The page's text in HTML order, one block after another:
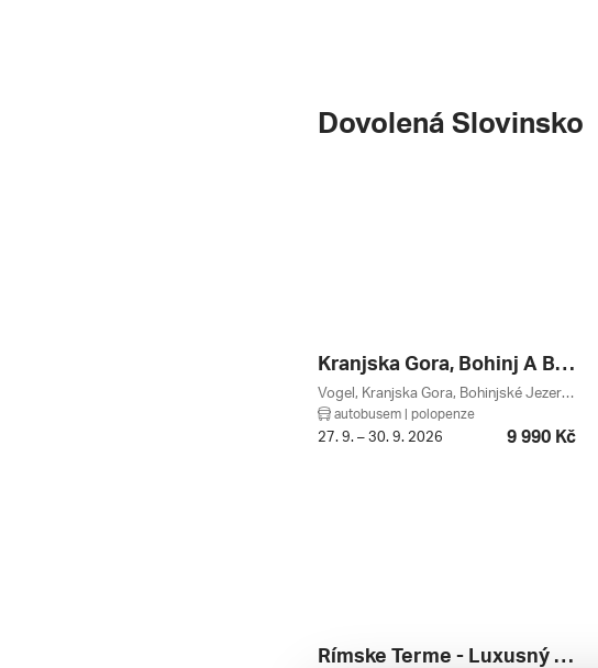
Dovolená Slovinsko
Kranjska Gora, Bohinj A Bled Autobusem ****
Vogel, Kranjska Gora, Bohinjské Jezero, Bledské Jezero, Bled, Julské Alpy, Gorenjsko, Slovinsko
autobusem | polopenze
27. 9. – 30. 9. 2026 9 990 Kč
Rímske Terme - Luxusný Pobyt V Srdci Savinjskej Doliny